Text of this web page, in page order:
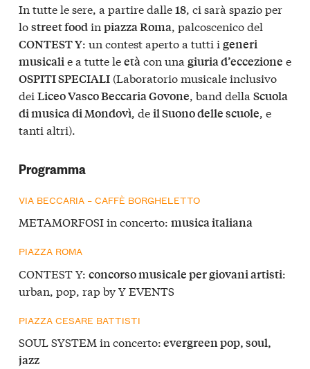
In tutte le sere, a partire dalle18, ci sarà spazio per
lostreet foodin piazza Roma, palcoscenico del
CONTEST Y: un contest aperto a tutti i generi
musicalie a tutte leetàcon una giuria d’eccezione e
OSPITI SPECIALI (Laboratorio musicale inclusivo
dei Liceo Vasco Beccaria Govone, band della Scuola
di musica di Mondovì, deil Suono delle scuole, e
tanti altri).
Programma
VIA BECCARIA – CAFFÈ BORGHELETTO
METAMORFOSI in concerto: musica italiana
PIAZZA ROMA
CONTEST Y: concorso musicale per giovani artisti:
urban, pop, rap by Y EVENTS
PIAZZA CESARE BATTISTI
SOUL SYSTEM in concerto:evergreen pop, soul,
jazz